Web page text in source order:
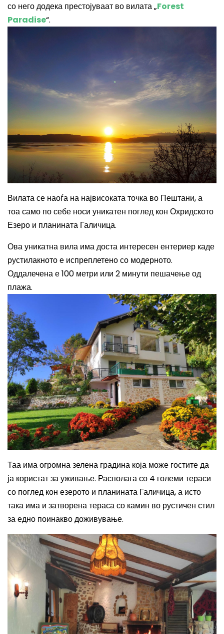
со него додека престојуваат во вилата „Forest
Paradise“.
Вилата се наоѓа на највисоката точка во Пештани, а
тоа само по себе носи уникатен поглед кон Охридското
Езеро и планината Галичица.
Ова уникатна вила има доста интересен ентериер каде
рустилакното е испреплетено со модерното.
Оддалечена е 100 метри или 2 минути пешачење од
плажа.
Таа има огромна зелена градина која може гостите да
ја користат за уживање. Располага со 4 големи тераси
со поглед кон езерото и планината Галичица, а исто
така има и затворена тераса со камин во рустичен стил
за едно поинакво доживување.